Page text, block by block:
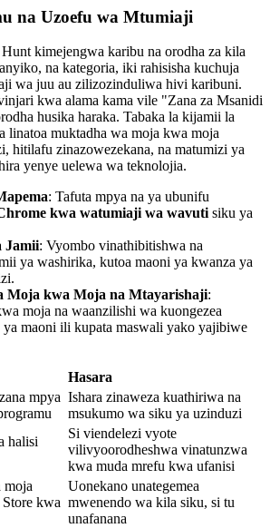
na Uzoefu wa Mtumiaji
kimejengwa karibu na orodha za kila
na kategoria, iki rahisisha kuchuja
wa juu au zilizozinduliwa hivi karibuni.
kwa alama kama vile "Zana za Msanidi
husika haraka. Tabaka la kijamii la
linatoa muktadha wa moja kwa moja
hitilafu zinazowezekana, na matumizi ya
yenye uelewa wa teknolojia.
: Tafuta mpya na ya ubunifu
kwa watumiaji wa wavuti siku ya
Jamii: Vyombo vinathibitishwa na
ya washirika, kutoa maoni ya kwanza ya
Moja kwa Moja na Mtayarishaji:
moja na waanzilishi wa kuongezea
ya maoni ili kupata maswali yako yajibiwe
Hasara
mpya Ishara zinaweza kuathiriwa na
msukumo wa siku ya uzinduzi
halisi
Si viendelezi vyote
vilivyoorodheshwa vinatunzwa
kwa muda mrefu kwa ufanisi
moja
kwa
Uonekano unategemea
mwenendo wa kila siku, si tu
unafanana